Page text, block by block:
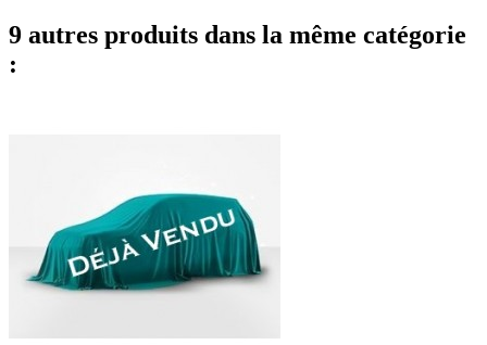
9 autres produits dans la même catégorie
: